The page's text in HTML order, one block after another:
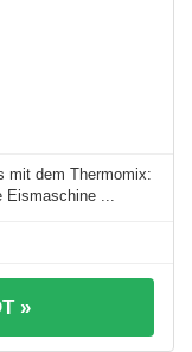
mit dem Thermomix:
...
»